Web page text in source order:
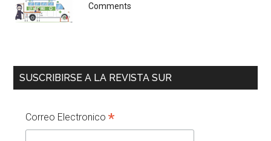
Comments
SUSCRIBIRSE A LA REVISTA SUR
Correo Electronico*